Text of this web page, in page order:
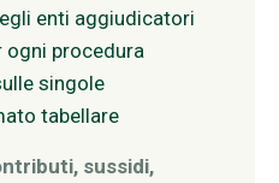
enti aggiudicatori
ogni procedura
singole
tabellare
sussidi,